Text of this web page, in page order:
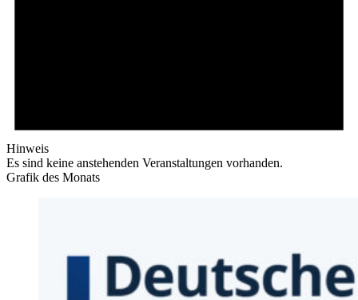
Hinweis
Es sind keine anstehenden Veranstaltungen vorhanden.
Grafik des Monats